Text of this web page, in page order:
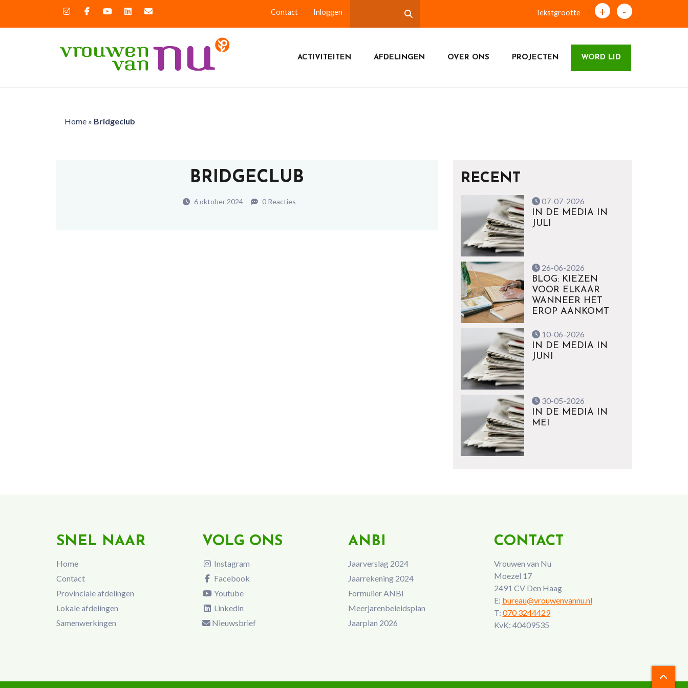
Contact Inloggen Tekstgrootte + -
ACTIVITEITEN AFDELINGEN OVER ONS PROJECTEN WORD LID
Home» Bridgeclub
BRIDGECLUB
6 oktober 2024 0 Reacties
RECENT
07-07-2026
IN DE MEDIA IN
JULI
26-06-2026
BLOG: KIEZEN
VOOR ELKAAR
WANNEER HET
EROP AANKOMT
10-06-2026
IN DE MEDIA IN
JUNI
30-05-2026
IN DE MEDIA IN
MEI
SNEL NAAR
Home
Contact
Provinciale afdelingen
Lokale afdelingen
Samenwerkingen
VOLG ONS
Instagram
Facebook
Youtube
Linkedin
Nieuwsbrief
ANBI
Jaarverslag 2024
Jaarrekening 2024
Formulier ANBI
Meerjarenbeleidsplan
Jaarplan 2026
CONTACT
Vrouwen van Nu
Moezel 17
2491 CV Den Haag
E: bureau@vrouwenvannu.nl
T: 070 3244429
KvK: 40409535